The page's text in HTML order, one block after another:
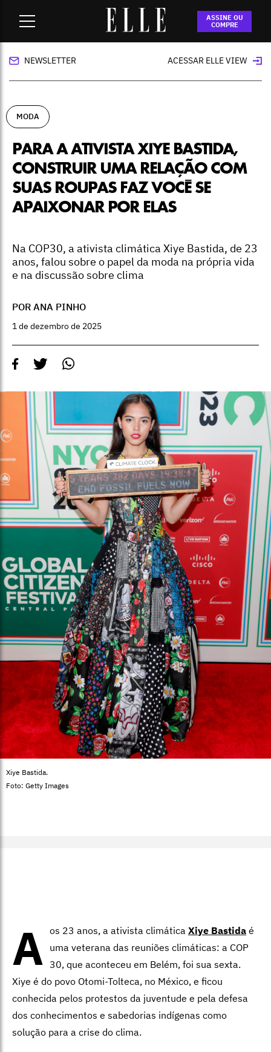
ASSINE OU
COMPRE
Para a ativista Xiye Bastida, construir uma
relação com suas roupas faz você se apaixonar por elas
NEWSLETTER ACESSAR ELLE VIEW
MODA
PARA A ATIVISTA XIYE BASTIDA,
CONSTRUIR UMA RELAÇÃO COM
SUAS ROUPAS FAZ VOCÊ SE
APAIXONAR POR ELAS
Na COP30, a ativista climática Xiye Bastida, de 23
anos, falou sobre o papel da moda na própria vida
e na discussão sobre clima
POR ANA PINHO
1 de dezembro de 2025
Xiye Bastida.
Foto: Getty Images
A os 23 anos, a ativista climática Xiye Bastida é
uma veterana das reuniões climáticas: a COP
30, que aconteceu em Belém, foi sua sexta.
Xiye é do povo Otomi-Tolteca, no México, e ficou
conhecida pelos protestos da juventude e pela defesa
dos conhecimentos e sabedorias indígenas como
solução para a crise do clima.